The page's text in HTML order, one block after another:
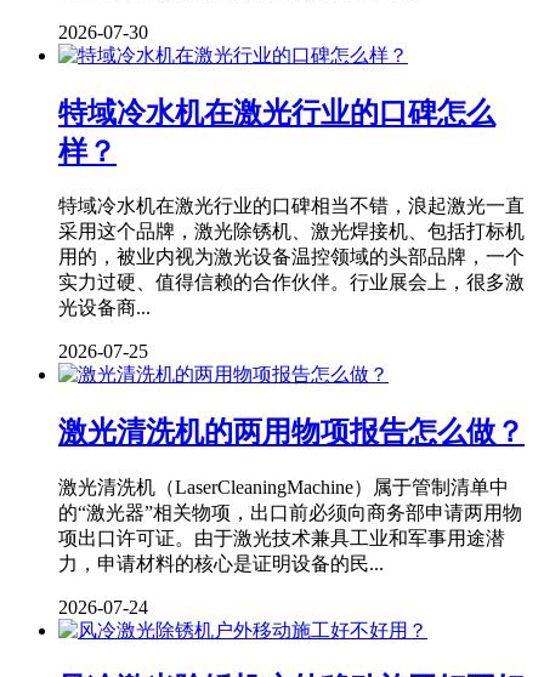
2026-07-30
特域冷水机在激光行业的口碑怎么
样？
特域冷水机在激光行业的口碑相当不错，浪起激光一直
采用这个品牌，激光除锈机、激光焊接机、包括打标机
用的，被业内视为激光设备温控领域的头部品牌，一个
实力过硬、值得信赖的合作伙伴。行业展会上，很多激
光设备商...
2026-07-25
激光清洗机的两用物项报告怎么做？
激光清洗机（LaserCleaningMachine）属于管制清单中
的“激光器”相关物项，出口前必须向商务部申请两用物
项出口许可证。由于激光技术兼具工业和军事用途潜
力，申请材料的核心是证明设备的民...
2026-07-24